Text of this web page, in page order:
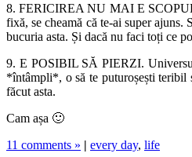
8. FERICIREA NU MAI E SCOPUL.
fixă, se cheamă că te-ai super
bucuria asta. Și dacă nu faci toți ce
9. E POSIBIL SĂ PIERZI.
*întâmpli*, o să te puturoșești teribil
făcut asta.
Cam așa 🙂
11 comments » | every day, life